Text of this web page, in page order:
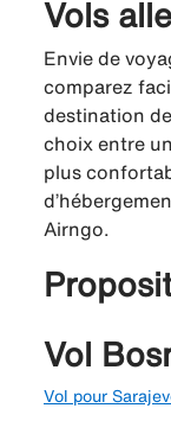
Vols
Envie de
comparez
destination
choix entre
plus
Airngo.
Vol
Vol pour